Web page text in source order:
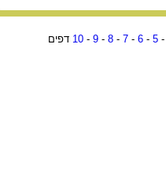
-
5
-
6
-
7
-
8
-
9
-
10 דפים